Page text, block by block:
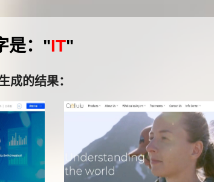
是："IT"
成的结果：